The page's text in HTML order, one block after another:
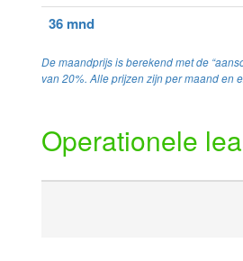
36 mnd
De maandprijs is berekend met de
van 20%. Alle prijzen zijn per maand en
Operationele